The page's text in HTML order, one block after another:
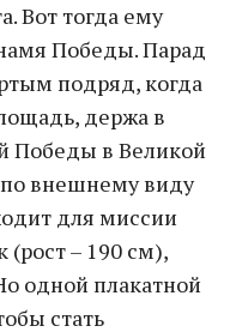
Вот тогда ему
Победы. Парад
подряд, когда
держа в
Победы в Великой
внешнему виду
для миссии
(рост – 190 см),
одной плакатной
стать